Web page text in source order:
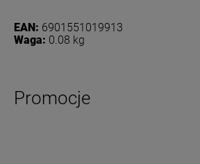
EAN: 6901551019913
Waga: 0.08 kg
Promocje